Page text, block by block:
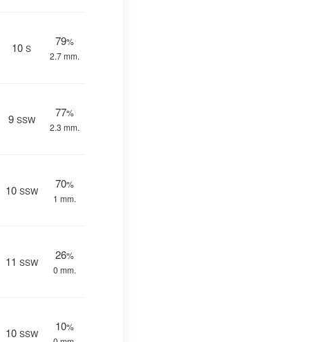
10 S
79%
2.7 mm.
9 SSW
77%
2.3 mm.
10 SSW
70%
1 mm.
11 SSW
26%
0 mm.
10 SSW
10%